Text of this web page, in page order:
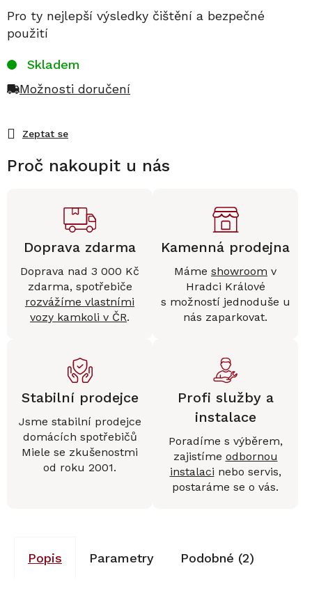
Pro ty nejlepší výsledky čištění a bezpečné
použití
Zeptat se
Skladem
Možnosti doručení
Proč nakoupit u nás
Doprava zdarma
Doprava nad 3 000 Kč
zdarma, spotřebiče
rozvážíme vlastními
vozy kamkoli v ČR.
Kamenná prodejna
Máme showroom v
Hradci Králové
s možností jednoduše u
nás zaparkovat.
Stabilní prodejce
Jsme stabilní prodejce
domácích spotřebičů
Miele se zkušenostmi
od roku 2001.
Profi služby a
instalace
Poradíme s výběrem,
zajistíme odbornou
instalaci nebo servis,
postaráme se o vás.
Popis Parametry Podobné (2)